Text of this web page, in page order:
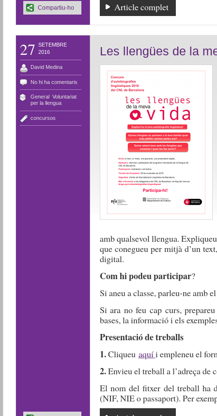
Article complet
Compartiu-ho
27 SETEMBRE
2016
David Medina
No hi ha comentaris
General , Voluntariat
per la llengua
concursos
Les llengües de la
amb qualsevol llengua.
que conegueu per mitjà d’un
digital.
Com hi podeu participar?
Si aneu a classe, parleu-ne amb
Si ara no feu cap curs,
bases, la informació i els
Presentació de treballs
1.Cliqueu aquíi empleneu el
2.Envieu el treball a l’adreça de
El nom del fitxer del treball ha
(NIF, NIE o passaport). Per